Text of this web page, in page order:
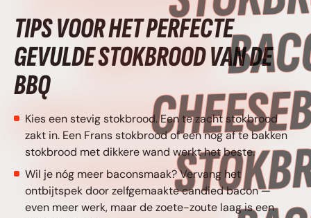
BACON
CHEESEBURGER
STOKBROOD •
TIPS VOOR HET PERFECTE
GEVULDE STOKBROOD VAN DE
BBQ
Kies een stevig stokbrood. Een te zacht stokbrood
zakt in. Een Frans stokbrood of een nog af te bakken
stokbrood met dikkere wand werkt het beste.
Wil je nóg meer baconsmaak? Vervang het
ontbijtspek door zelfgemaakte candied bacon —
even meer werk, maar de zoete-zoute laag is een